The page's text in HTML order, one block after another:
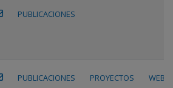
PUBLICACIONES
PUBLICACIONES
PROYECTOS
WEB